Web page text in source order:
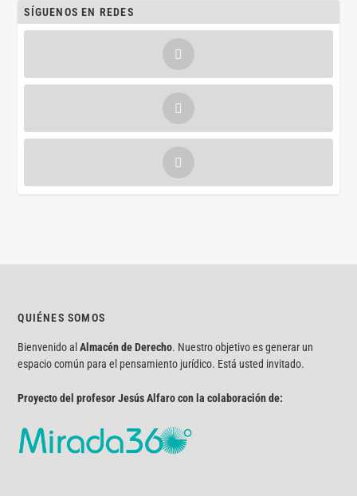
SÍGUENOS EN REDES
QUIÉNES SOMOS
Bienvenido alAlmacén de Derecho. Nuestro objetivo es generar un
espacio común para el pensamiento jurídico. Está usted invitado.
Proyecto del profesor Jesús Alfaro con la colaboración de: